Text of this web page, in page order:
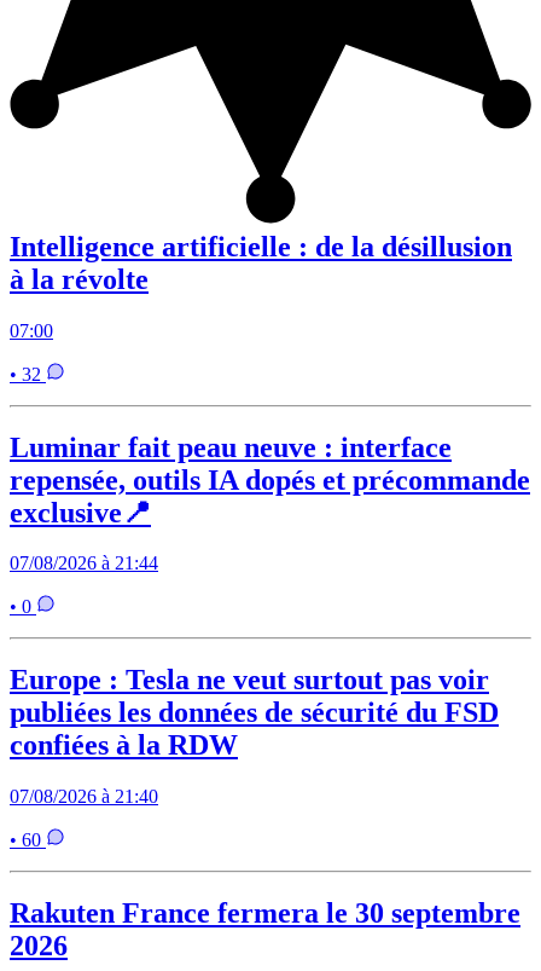
Intelligence artificielle : de la désillusion
à la révolte
07:00
• 32
Luminar fait peau neuve : interface
repensée, outils IA dopés et précommande
exclusive📍
07/08/2026 à 21:44
• 0
Europe : Tesla ne veut surtout pas voir
publiées les données de sécurité du FSD
confiées à la RDW
07/08/2026 à 21:40
• 60
Rakuten France fermera le 30 septembre
2026